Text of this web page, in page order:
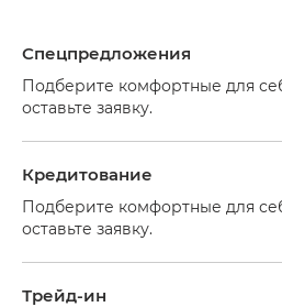
Спецпредложения
Подберите комфортные для
оставьте заявку.
Кредитование
Подберите комфортные для
оставьте заявку.
Трейд-ин